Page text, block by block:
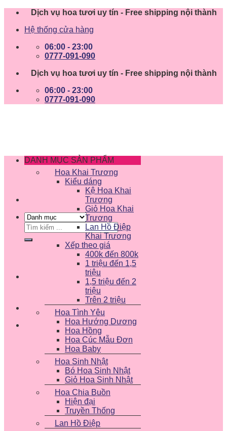
Skip
content
Dịch vụ hoa tươi uy tín - Free shipping nội thành
Hệ thống cửa hàng
06:00 - 23:00
0777-091-090
Dịch vụ hoa tươi uy tín - Free shipping nội thành
06:00 - 23:00
0777-091-090
Tìm
kiếm:
DANH MỤC SẢN PHẨM
Hoa Khai Trương
Kiểu dáng
Kệ Hoa Khai
Trương
Giỏ Hoa Khai
Trương
Lan Hồ Điệp
Khai Trương
Xếp theo giá
400k đến 800k
1 triệu đến 1,5
triệu
1,5 triệu đến 2
triệu
Trên 2 triệu
Hoa Tình Yêu
Hoa Hướng Dương
Hoa Hồng
Hoa Cúc Mẫu Đơn
Hoa Baby
Hoa Sinh Nhật
Bó Hoa Sinh Nhật
Giỏ Hoa Sinh Nhật
Hoa Chia Buồn
Hiện đại
Truyền Thống
Lan Hồ Điệp